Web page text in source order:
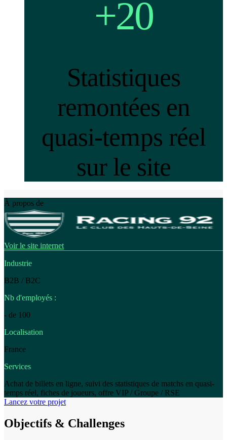
+20
Statistiques
remontées en
quasi-temps réel
sur le site
Objectifs & Challenges
À propos de
Voir le site internet
Industrie
B2B / B2C
Nb d'employés :
- de 100
Localisation
France
Services
Achat de billets en ligne, suivi des statistiques de matchs en quasi-
temps réel, fiches de joueurs, offre VIP / Groupe / RSE
Lancez votre projet